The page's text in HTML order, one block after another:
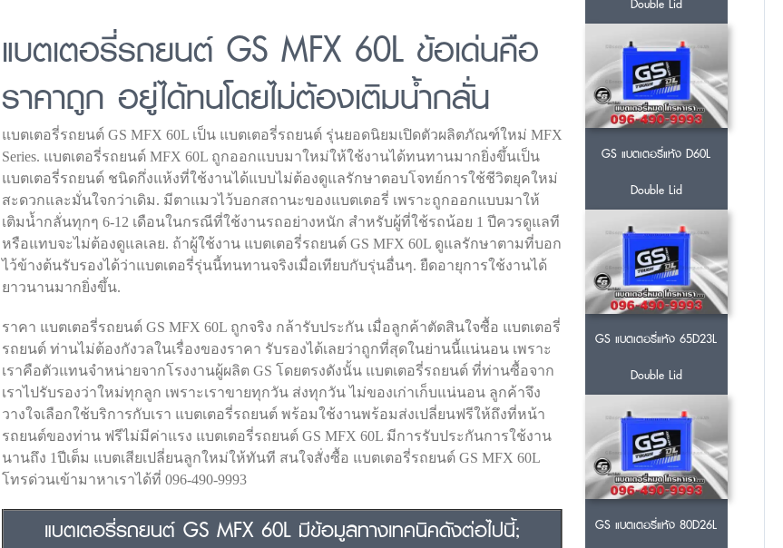
แบตเตอรี่รถยนต์ GS MFX 60L ข้อเด่นคือ
ราคาถูก อยู่ได้ทนโดยไม่ต้องเติมน้ำกลั่น
แบตเตอรี่รถยนต์ GS MFX 60L เป็น แบตเตอรี่รถยนต์ รุ่นยอดนิยมเปิดตัวผลิตภัณฑ์ใหม่ MFX
Series. แบตเตอรี่รถยนต์ MFX 60L ถูกออกแบบมาใหม่ให้ใช้งานได้ทนทานมากยิ่งขึ้นเป็น
แบตเตอรี่รถยนต์ ชนิดกึ่งแห้งที่ใช้งานได้แบบไม่ต้องดูแลรักษาตอบโจทย์การใช้ชีวิตยุคใหม่
สะดวกและมั่นใจกว่าเดิม. มีตาแมวไว้บอกสถานะของแบตเตอรี่ เพราะถูกออกแบบมาให้
เติมน้ำกลั่นทุกๆ 6-12 เดือนในกรณีที่ใช้งานรถอย่างหนัก สำหรับผู้ที่ใช้รถน้อย 1 ปีควรดูแลที
หรือแทบจะไม่ต้องดูแลเลย. ถ้าผู้ใช้งาน แบตเตอรี่รถยนต์ GS MFX 60L ดูแลรักษาตามที่บอก
ไว้ข้างต้นรับรองได้ว่าแบตเตอรี่รุ่นนี้ทนทานจริงเมื่อเทียบกับรุ่นอื่นๆ. ยืดอายุการใช้งานได้
ยาวนานมากยิ่งขึ้น.
ราคา แบตเตอรี่รถยนต์ GS MFX 60L ถูกจริง กล้ารับประกัน เมื่อลูกค้าตัดสินใจซื้อ แบตเตอรี่
รถยนต์ ท่านไม่ต้องกังวลในเรื่องของราคา รับรองได้เลยว่าถูกที่สุดในย่านนี้แน่นอน เพราะ
เราคือตัวแทนจำหน่ายจากโรงงานผู้ผลิต GS โดยตรงดังนั้น แบตเตอรี่รถยนต์ ที่ท่านซื้อจาก
เราไปรับรองว่าใหม่ทุกลูก เพราะเราขายทุกวัน ส่งทุกวัน ไม่ของเก่าเก็บแน่นอน ลูกค้าจึง
วางใจเลือกใช้บริการกับเรา แบตเตอรี่รถยนต์ พร้อมใช้งานพร้อมส่งเปลี่ยนฟรีให้ถึงที่หน้า
รถยนต์ของท่าน ฟรีไม่มีค่าแรง แบตเตอรี่รถยนต์ GS MFX 60L มีการรับประกันการใช้งาน
นานถึง 1ปีเต็ม แบตเสียเปลี่ยนลูกใหม่ให้ทันที สนใจสั่งซื้อ แบตเตอรี่รถยนต์ GS MFX 60L
โทรด่วนเข้ามาหาเราได้ที่ 096-490-9993
แบตเตอรี่รถยนต์ GS MFX 60L มีข้อมูลทางเทคนิคดังต่อไปนี้;
GS แบตเตอรี่แห้ง D60L
Double Lid
GS แบตเตอรี่แห้ง 65D23L
Double Lid
GS แบตเตอรี่แห้ง 80D26L